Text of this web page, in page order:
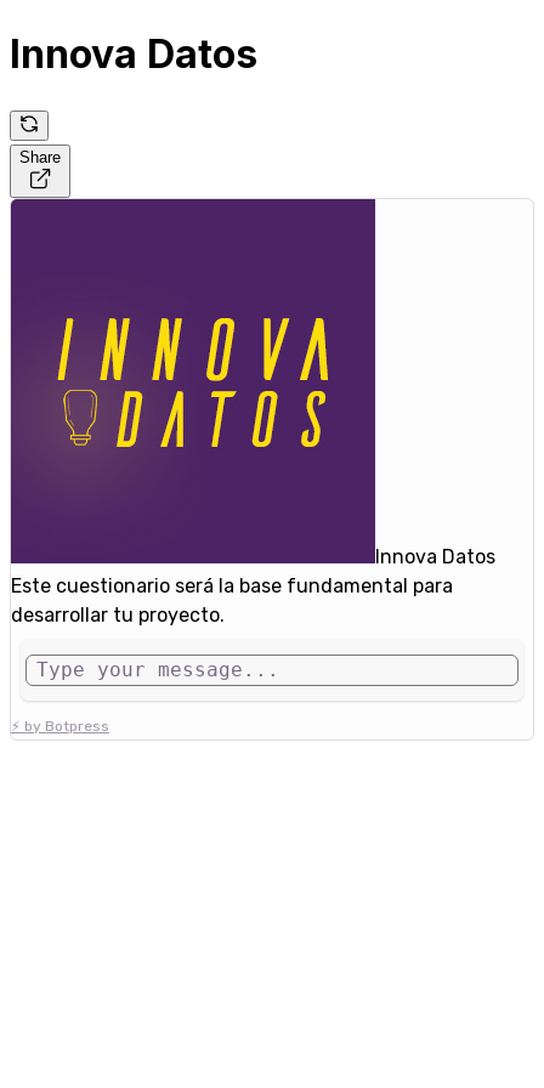
Innova Datos
Share
Innova Datos
Este cuestionario será la base fundamental para
desarrollar tu proyecto.
⚡ by Botpress